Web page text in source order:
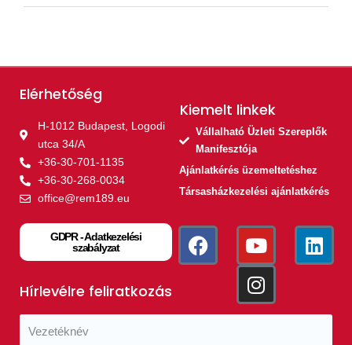
Elérhetőség
H-1012 Budapest, Logodi
utca 34/A
+36-30-701-1135
+36-30-268-0034
office@rem189.eu
GDPR - Adatkezelési
szabályzat
Kiemelt linkek​
Vállalható Üzleti Szereplők
Manifesztója
Ajánlatkérés üzemeltetéshez
Társasházkezelési ajánlatkérés
Hírlevélre feliratkozás